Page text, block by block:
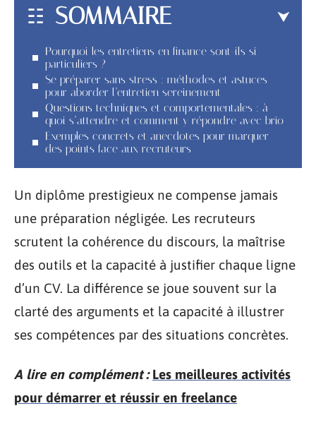
SOMMAIRE
Pourquoi les entretiens en finance sont-ils si
particuliers ?
Se préparer sans stress : méthodes et astuces
pour aborder l’entretien sereinement
Questions techniques et comportementales : à
quoi s’attendre et comment y répondre avec brio
Exemples concrets et anecdotes pour marquer
des points face aux recruteurs
Un diplôme prestigieux ne compense jamais
une préparation négligée. Les recruteurs
scrutent la cohérence du discours, la maîtrise
des outils et la capacité à justifier chaque ligne
d’un CV. La différence se joue souvent sur la
clarté des arguments et la capacité à illustrer
ses compétences par des situations concrètes.
A lire en complément : Les meilleures activités
pour démarrer et réussir en freelance